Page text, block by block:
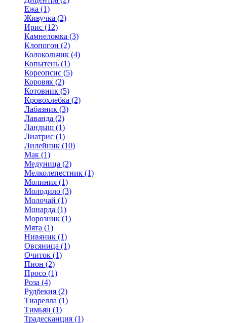
Ежа (1)
Живучка (2)
Ирис (12)
Камнеломка (3)
Клопогон (2)
Колокольчик (4)
Копытень (1)
Кореопсис (5)
Коровяк (2)
Котовник (5)
Кровохлебка (2)
Лабазник (3)
Лаванда (2)
Ландыш (1)
Лиатрис (1)
Лилейник (10)
Мак (1)
Медуница (2)
Мелколепестник (1)
Молиния (1)
Молодило (3)
Молочай (1)
Монарда (1)
Морозник (1)
Мята (1)
Нивяник (1)
Овсяница (1)
Очиток (1)
Пион (2)
Просо (1)
Роза (4)
Рудбекия (2)
Тиарелла (1)
Тимьян (1)
Традесканция (1)